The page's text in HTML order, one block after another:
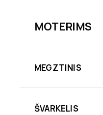
MOTERIMS
MEGZTINIS
ŠVARKELIS